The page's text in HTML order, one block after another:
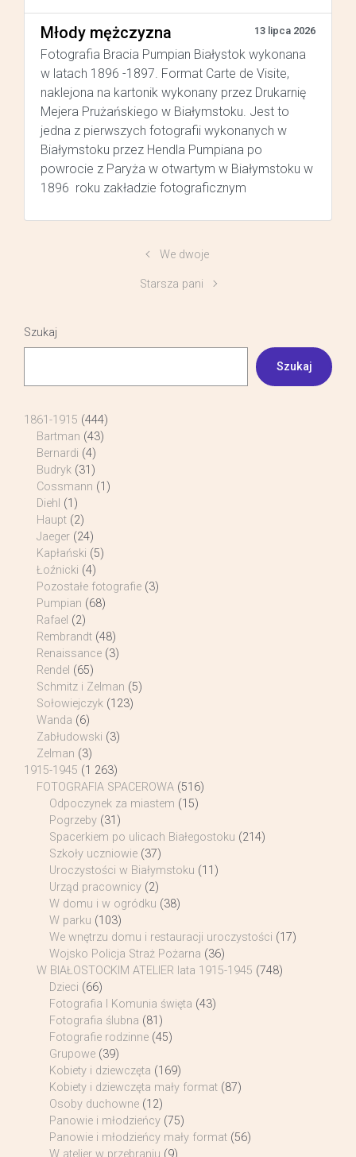
Młody mężczyzna 13 lipca 2026
Fotografia Bracia Pumpian Białystok wykonana
w latach 1896 -1897. Format Carte de Visite,
naklejona na kartonik wykonany przez Drukarnię
Mejera Prużańskiego w Białymstoku. Jest to
jedna z pierwszych fotografii wykonanych w
Białymstoku przez Hendla Pumpiana po
powrocie z Paryża w otwartym w Białymstoku w
1896 roku zakładzie fotograficznym
We dwoje
Starsza pani
Szukaj
Szukaj
1861-1915 (444)
Bartman (43)
Bernardi (4)
Budryk (31)
Cossmann (1)
Diehl (1)
Haupt (2)
Jaeger (24)
Kapłański (5)
Łoźnicki (4)
Pozostałe fotografie (3)
Pumpian (68)
Rafael (2)
Rembrandt (48)
Renaissance (3)
Rendel (65)
Schmitz i Zelman (5)
Sołowiejczyk (123)
Wanda (6)
Zabłudowski (3)
Zelman (3)
1915-1945 (1 263)
FOTOGRAFIA SPACEROWA (516)
Odpoczynek za miastem (15)
Pogrzeby (31)
Spacerkiem po ulicach Białegostoku (214)
Szkoły uczniowie (37)
Uroczystości w Białymstoku (11)
Urząd pracownicy (2)
W domu i w ogródku (38)
W parku (103)
We wnętrzu domu i restauracji uroczystości (17)
Wojsko Policja Straż Pożarna (36)
W BIAŁOSTOCKIM ATELIER lata 1915-1945 (748)
Dzieci (66)
Fotografia I Komunia święta (43)
Fotografia ślubna (81)
Fotografie rodzinne (45)
Grupowe (39)
Kobiety i dziewczęta (169)
Kobiety i dziewczęta mały format (87)
Osoby duchowne (12)
Panowie i młodzieńcy (75)
Panowie i młodzieńcy mały format (56)
W atelier w przebraniu (9)